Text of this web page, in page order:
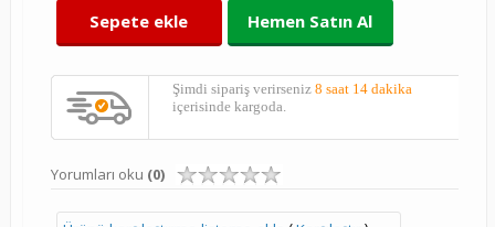
Sepete ekle Hemen Satın Al
Şimdi sipariş verirseniz 8 saat 14 dakika
içerisinde kargoda.
Yorumları oku (0)